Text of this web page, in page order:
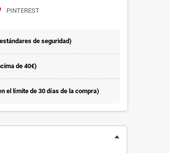
PINTEREST
de seguridad)
de 40€)
el límite de 30 días de la compra)